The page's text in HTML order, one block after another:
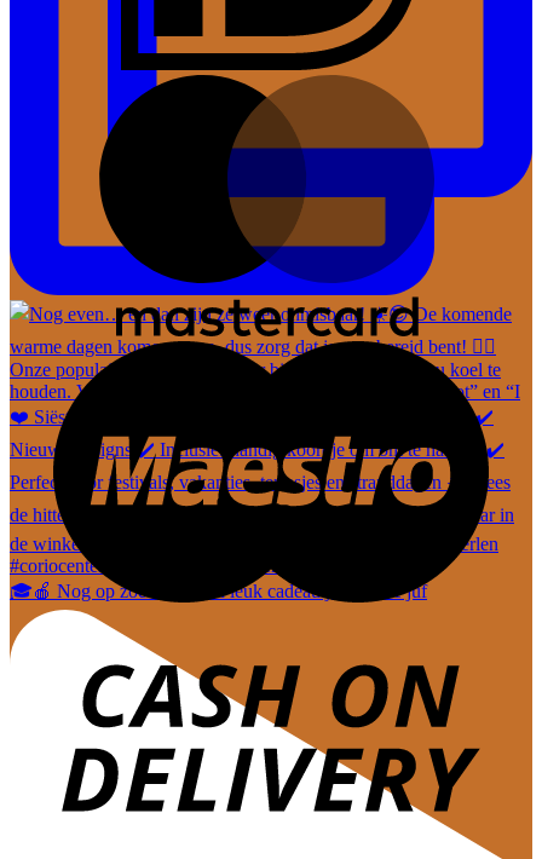
🎓🍎 Nog op zoek naar een leuk cadeautje voor de juf